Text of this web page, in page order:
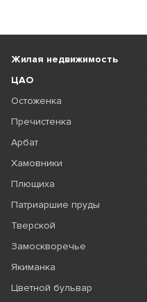
Жилая недвижимость
ЦАО
Остоженка
Пречистенка
Арбат
Хамовники
Плющиха
Патриаршие пруды
Тверской
Замоскворечье
Якиманка
Цветной бульвар